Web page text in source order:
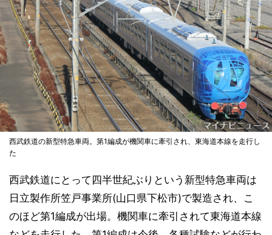
西武鉄道の新型特急車両。第1編成が機関車に牽引され、東海道本線を走行し
た
西武鉄道にとって四半世紀ぶりという新型特急車両は
日立製作所笠戸事業所(山口県下松市)で製造され、こ
のほど第1編成が出場。機関車に牽引されて東海道本線